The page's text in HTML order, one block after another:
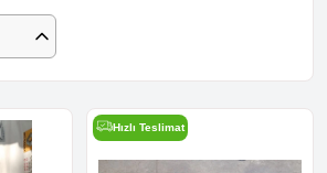
Hızlı Teslimat